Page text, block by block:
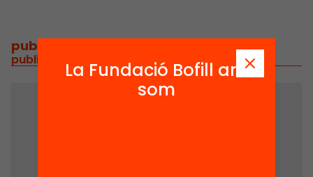
publicacions i vídeos
publicacions i vídeos relacionats
La Fundació Bofill ara
som